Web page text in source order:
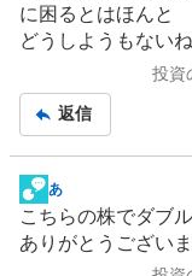
に困るとはほんと
どうしようもない
投資
返信
掲
示
板
あ
こちらの株でダブ
ありがとうござい